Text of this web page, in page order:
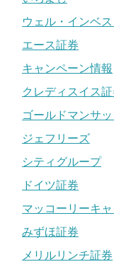
ウェル・インベ
エース証券
キャンペーン情報
クレディスイス
ゴールドマンサ
ジェフリーズ
シティグループ
ドイツ証券
マッコーリーキ
みずほ証券
メリルリンチ証券